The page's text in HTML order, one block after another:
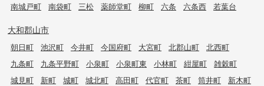
南城戸町
南袋町 三松 薬師堂町 柳町 六条 六条西 若葉台
大和郡山市
朝日町 池沢町 今井町 今国府町 大宮町 北郡山町
北西町
九条町
九条平野町 小泉町 小泉町東 小林町 紺屋町
雑穀町
城見町
新町 城町 城北町 高田町 代官町 茶町 筒井町
新木町